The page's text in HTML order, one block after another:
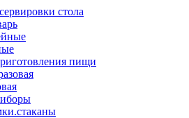
стола
пищи